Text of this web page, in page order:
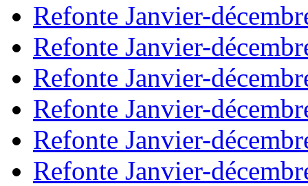
Refonte Janvier-
Refonte Janvier-
Refonte Janvier-
Refonte Janvier-
Refonte Janvier-
Refonte Janvier-